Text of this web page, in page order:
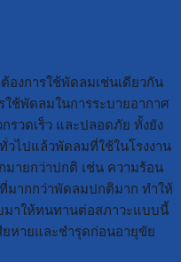
องการใช้พัดลมเช่นเดียวกัน
ใช้พัดลมในการระบายอากาศ
รวดเร็ว และปลอดภัย ทั้งยัง
วไปแล้วพัดลมที่ใช้ในโรงงาน
ายกว่าปกติ เช่น ความร้อน
มากกว่าพัดลมปกติมาก ทำให้
าให้ทนทานต่อสภาวะแบบนี้
ยหายและชำรุดก่อนอายุขัย